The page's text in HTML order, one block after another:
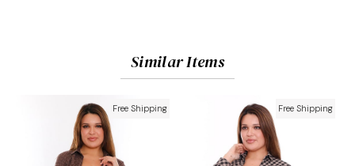
Similar Items
Free Shipping Free Shipping